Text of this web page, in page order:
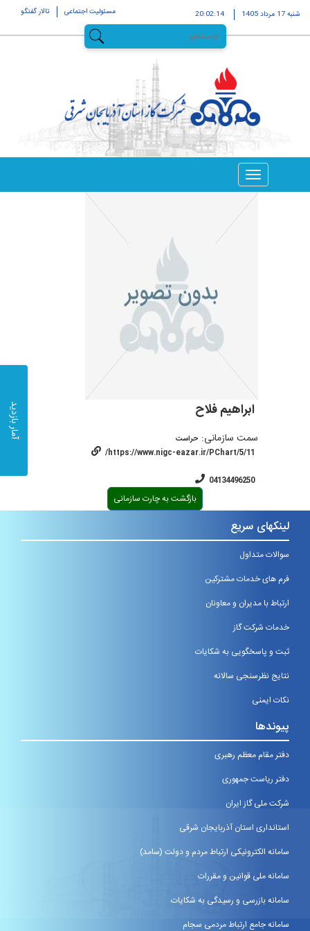
شنبه 17 مرداد 1405 20:02:14 مسئولیت اجتماعی تالار گفتگو
آمار بازدید ابراهیم فلاح
سمت سازمانی: حراست
04134496250
https://www.nigc-eazar.ir/PChart/5/11/
بازگشت به چارت سازمانی
لینکهای سریع
سوالات متداول
فرم های خدمات مشترکین
ارتباط با مدیران و معاونان
خدمات شرکت گاز
ثبت و پاسخگویی به شکایات
نتایج نظرسنجی سالانه
نکات ایمنی
پیوندها
دفتر مقام معظم رهبری
دفتر ریاست جمهوری
شرکت ملی گاز ایران
استانداری استان آذربایجان شرقی
سامانه الکترونیکی ارتباط مردم و دولت (سامد)
سامانه ملی قوانین و مقررات
سامانه بازرسی و رسیدگی به شکایات
سامانه جامع ارتباط مردمی سجام